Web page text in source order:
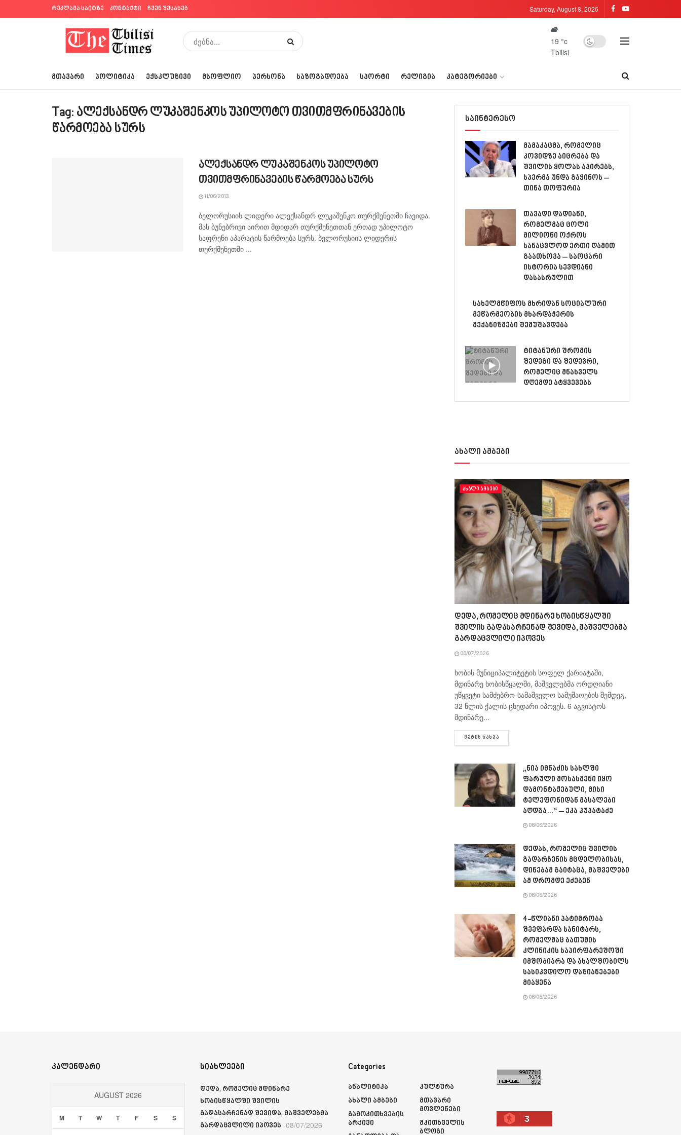
რეკლამა საიტზე კონტაქტი ჩვენ შესახებ Saturday, August 8, 2026
19 °c
Tbilisi
ᲛᲗᲐᲕᲐᲠᲘ ᲞᲝᲚᲘᲢᲘᲙᲐ ᲔᲥᲡᲙᲚᲣᲖᲘᲕᲘ ᲛᲡᲝᲤᲚᲘᲝ ᲞᲔᲠᲡᲝᲜᲐ ᲡᲐᲖᲝᲒᲐᲓᲝᲔᲑᲐ ᲡᲞᲝᲠᲢᲘ ᲠᲔᲚᲘᲒᲘᲐ ᲙᲐᲢᲔᲒᲝᲠᲘᲔᲑᲘ
Tag: ალექსანდრ ლუკაშენკოს უპილოტო თვითმფრინავების
წარმოება სურს
ალექსანდრ ლუკაშენკოს უპილოტო
თვითმფრინავების წარმოება სურს
11/06/2013
ბელორუსიის ლიდერი ალექსანდრ ლუკაშენკო თურქმენეთში ჩავიდა.
მას ბუნებრივი აირით მდიდარ თურქმენეთთან ერთად უპილოტო
საფრენი აპარატის წარმოება სურს. ბელორუსიის ლიდერის
თურქმენეთში ...
საინტერესო
მამაკაცმა, რომელიც
კოვიდზე აიცრება და
შვილის ყოლას აპირებს,
სპერმა უნდა გაყინოს –
თინა თოფურია
თავადი დადიანი,
რომელმაც ცოლი
მილიონი ოქროს
სანაცვლოდ ერთი ღამით
გაათხოვა – საოცარი
ისტორია სევდიანი
დასასრულით
სახელმწიფოს მხრიდან სოციალური
მეწარმეობის მხარდაჭერის
მექანიზმები შემუშავდება
ტიტანური შრომის
შედეგი და შედევრი,
რომელიც მნახველს
დღემდე ატყვევებს
ახალი ამბები
ᲐᲮᲐᲚᲘ ᲐᲛᲑᲔᲑᲘ
დედა, რომელიც მდინარე ხობისწყალში
შვილის გადასარჩენად შევიდა, მაშველებმა
გარდაცვლილი იპოვეს
08/07/2026
ხობის მუნიციპალიტეტის სოფელ ქარიატაში,
მდინარე ხობისწყალში, მაშველებმა ორდღიანი
უწყვეტი სამძებრო-სამაშველო სამუშაოების შემდეგ,
32 წლის ქალის ცხედარი იპოვეს. 6 აგვისტოს
მდინარე...
ᲛᲔᲢᲘᲡ ᲜᲐᲮᲕᲐ
„ნია იმნაძის სახლში
ფარული მოსასმენი იყო
დამონტაჟებული, მისი
ტელეფონიდან მასალები
აღდგა…“ – ეკა კუპატაძე
08/06/2026
დედას, რომელიც შვილის
გადარჩენის მცდელობისას,
დინებამ გაიტაცა, მაშველები
ამ დრომდე ეძებენ
08/06/2026
4-წლიანი პატიმრობა
შეეფარდა სანიტარს,
რომელმაც ბათუმის
კლინიკის საპირფარეშოში
იმშობიარა და ახალშობილს
სასიკვდილო დაზიანებები
მიაყენა
08/06/2026
კალენდარი
AUGUST 2026
M T W T F S S
სიახლეები
დედა, რომელიც მდინარე
ხობისწყალში შვილის
გადასარჩენად შევიდა, მაშველებმა
გარდაცვლილი იპოვეს 08/07/2026
Categories
Ანალიტიკა
Ახალი Ამბები
Გამოკითხვების
Არქივი
Კულტურა
Მთავარი
Მოვლენები
Მკითხველის
Ბლოგი
3